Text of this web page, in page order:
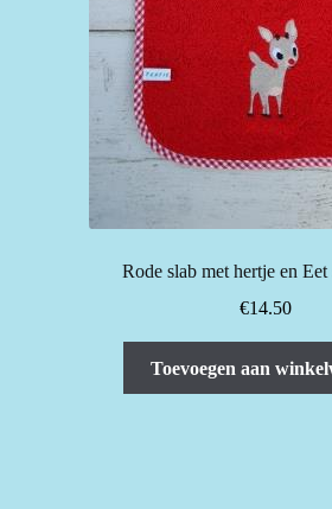
Rode slab met hertje en
€14.50
Toevoegen aan